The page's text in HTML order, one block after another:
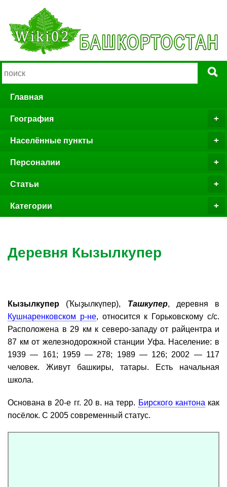
Главная
География
Населённые пункты
Персоналии
Статьи
Категории
Деревня Кызылкупер
Кызылкупер (Ҡыҙылкүпер), Ташкупер, деревня в
Кушнаренковском р-не, относится к Горьковскому с/с.
Расположена в 29 км к северо-западу от райцентра и
87 км от железнодорожной станции Уфа. Население: в
1939 — 161; 1959 — 278; 1989 — 126; 2002 — 117
человек. Живут башкиры, татары. Есть начальная
школа.
Основана в 20-е гг. 20 в. на терр. Бирского кантона как
посёлок. С 2005 современный статус.